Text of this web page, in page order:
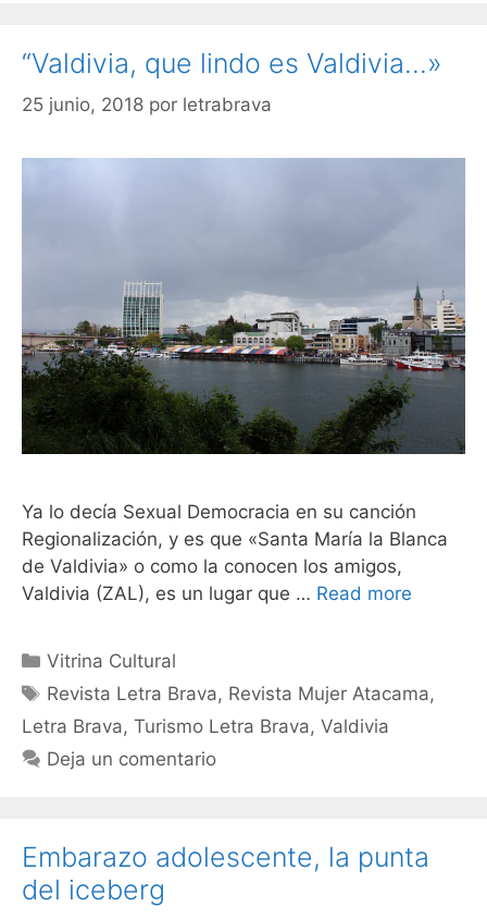
“Valdivia, que lindo es Valdivia…»
25 junio, 2018 por letrabrava
Ya lo decía Sexual Democracia en su canción
Regionalización, y es que «Santa María la Blanca
de Valdivia» o como la conocen los amigos,
Valdivia (ZAL), es un lugar que … Read more
Vitrina Cultural
Revista Letra Brava, Revista Mujer Atacama,
Letra Brava, Turismo Letra Brava, Valdivia
Deja un comentario
Embarazo adolescente, la punta
del iceberg